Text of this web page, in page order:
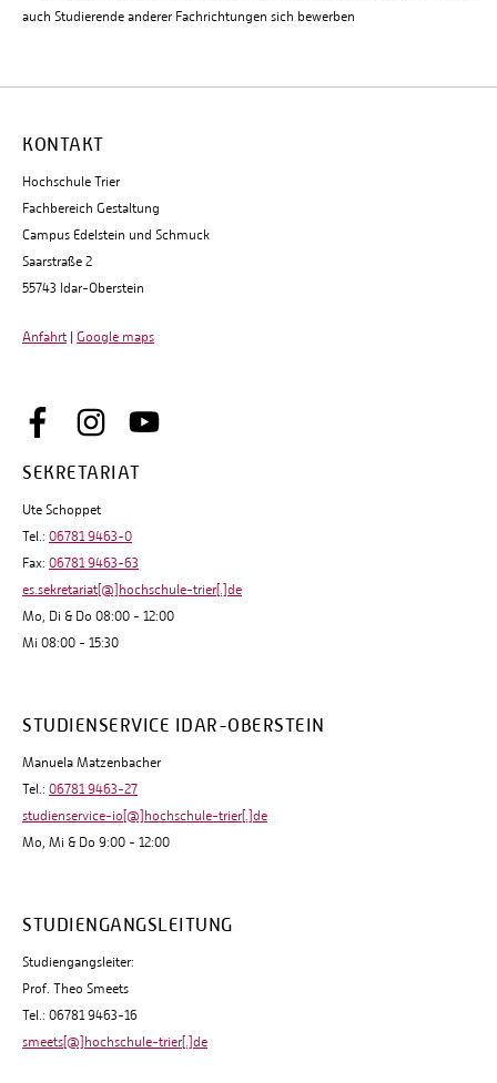
auch Studierende anderer Fachrichtungen sich bewerben
KONTAKT
Hochschule Trier
Fachbereich Gestaltung
Campus Edelstein und Schmuck
Saarstraße 2
55743 Idar-Oberstein
Anfahrt Google maps
SEKRETARIAT
Ute Schoppet
Tel.: 06781 9463-0
Fax: 06781 9463-63
es.sekretariat[@]hochschule-trier[.]de
Mo, Di & Do 08:00 - 12:00
Mi 08:00 - 15:30
STUDIENSERVICE IDAR-OBERSTEIN
Manuela Matzenbacher
Tel.: 06781 9463-27
studienservice-io[@]hochschule-trier[.]de
Mo, Mi & Do 9:00 - 12:00
STUDIENGANGSLEITUNG
Studiengangsleiter:
Prof. Theo Smeets
Tel.: 06781 9463-16
smeets[@]hochschule-trier[.]de